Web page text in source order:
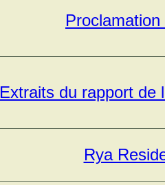
Extraits du rapport de
Rya